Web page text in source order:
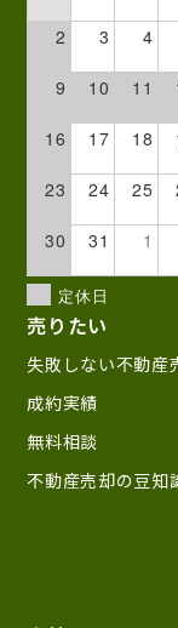
2 3 4
9 10 11
16 17 18
23 24 25
30 31 1
定休日
売りたい
失敗しない不動産
成約実績
無料相談
不動産売却の豆知